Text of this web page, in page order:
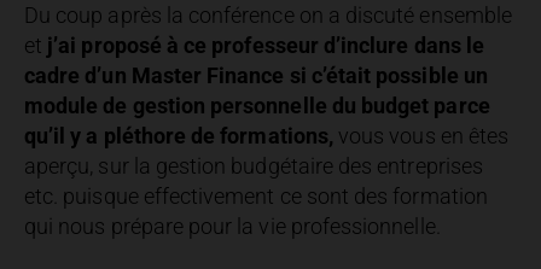
Du coup après la conférence on a discuté ensemble
et j’ai proposé à ce professeur d’inclure dans le
cadre d’un Master Finance si c’était possible un
module de gestion personnelle du budget parce
qu’il y a pléthore de formations, vous vous en êtes
aperçu, sur la gestion budgétaire des entreprises
etc. puisque effectivement ce sont des formation
qui nous prépare pour la vie professionnelle.